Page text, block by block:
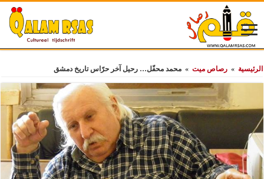
الرئيسية » رصاص ميت » محمد محفّل… رحيل آخر حرّاس تاريخ دمشق